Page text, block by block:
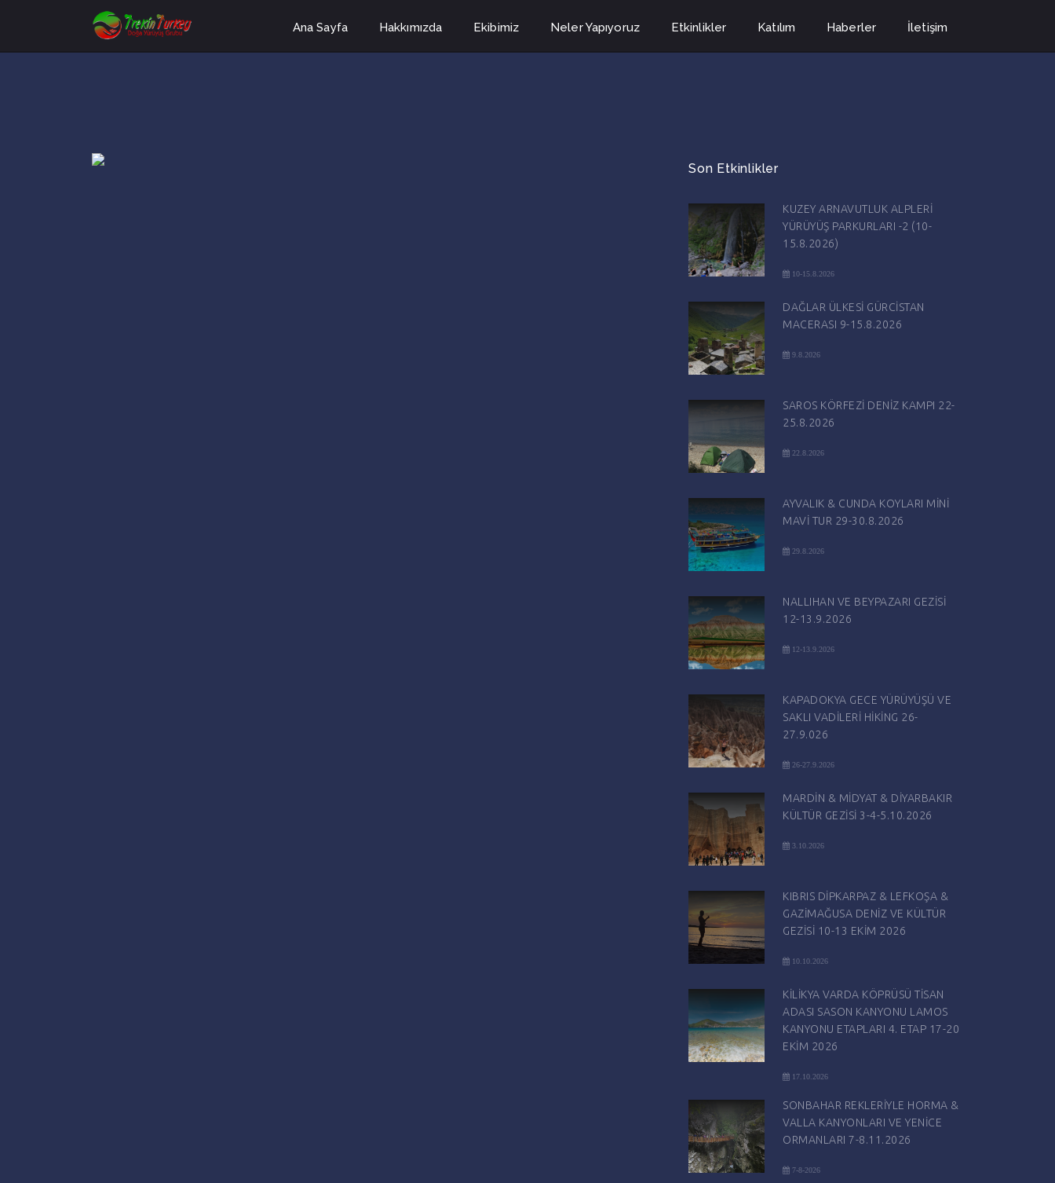
Ana Sayfa Hakkımızda Ekibimiz Neler Yapıyoruz Etkinlikler Katılım Haberler İletişim
Son Etkinlikler
KUZEY ARNAVUTLUK ALPLERİ
YÜRÜYÜŞ PARKURLARI -2 (10-
15.8.2026)
10-15.8.2026
DAĞLAR ÜLKESİ GÜRCİSTAN
MACERASI 9-15.8.2026
9.8.2026
SAROS KÖRFEZİ DENİZ KAMPI 22-
25.8.2026
22.8.2026
AYVALIK & CUNDA KOYLARI MİNİ
MAVİ TUR 29-30.8.2026
29.8.2026
NALLIHAN VE BEYPAZARI GEZİSİ
12-13.9.2026
12-13.9.2026
KAPADOKYA GECE YÜRÜYÜŞÜ VE
SAKLI VADİLERİ HİKİNG 26-
27.9.026
26-27.9.2026
MARDİN & MİDYAT & DİYARBAKIR
KÜLTÜR GEZİSİ 3-4-5.10.2026
3.10.2026
KIBRIS DİPKARPAZ & LEFKOŞA &
GAZİMAĞUSA DENİZ VE KÜLTÜR
GEZİSİ 10-13 EKİM 2026
10.10.2026
KİLİKYA VARDA KÖPRÜSÜ TİSAN
ADASI SASON KANYONU LAMOS
KANYONU ETAPLARI 4. ETAP 17-20
EKİM 2026
17.10.2026
SONBAHAR REKLERİYLE HORMA &
VALLA KANYONLARI VE YENİCE
ORMANLARI 7-8.11.2026
7-8-2026